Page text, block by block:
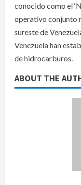
conocido como el
operativo conjunto
sureste de
Venezuela han
de hidrocarburos.
ABOUT THE